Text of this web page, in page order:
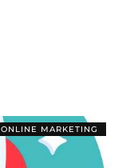
ONLINE MARKETING